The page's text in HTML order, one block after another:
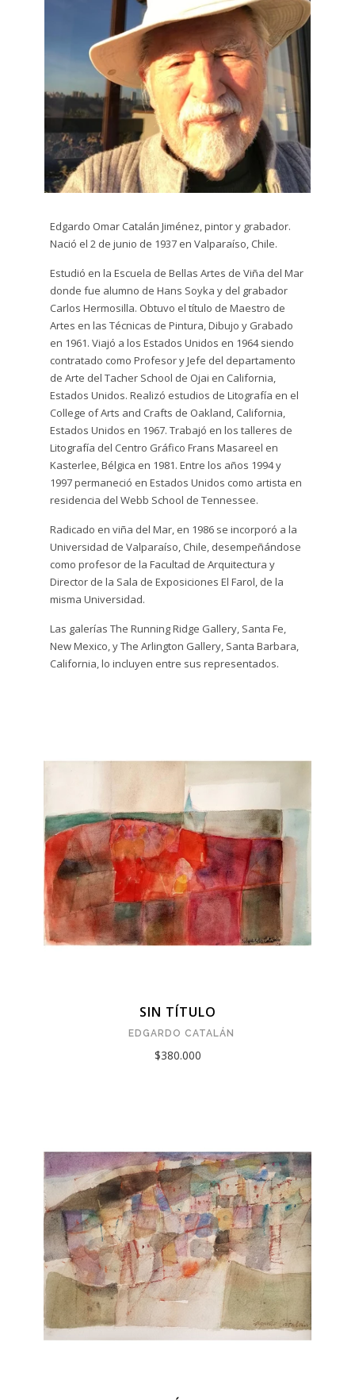
Escultura
Grabado
Gráfito
Impresión
Digital
Litografía
Serigrafía
Técnica
Mixta
Edgardo Omar Catalán Jiménez, pintor y grabador.
Nació el 2 de junio de 1937 en Valparaíso, Chile.
Estudió en la Escuela de Bellas Artes de Viña del Mar
donde fue alumno de Hans Soyka y del grabador
Carlos Hermosilla. Obtuvo el título de Maestro de
Artes en las Técnicas de Pintura, Dibujo y Grabado
en 1961. Viajó a los Estados Unidos en 1964 siendo
contratado como Profesor y Jefe del departamento
de Arte del Tacher School de Ojai en California,
Estados Unidos. Realizó estudios de Litografía en el
College of Arts and Crafts de Oakland, California,
Estados Unidos en 1967. Trabajó en los talleres de
Litografía del Centro Gráfico Frans Masareel en
Kasterlee, Bélgica en 1981. Entre los años 1994 y
1997 permaneció en Estados Unidos como artista en
residencia del Webb School de Tennessee.
Radicado en viña del Mar, en 1986 se incorporó a la
Universidad de Valparaíso, Chile, desempeñándose
como profesor de la Facultad de Arquitectura y
Director de la Sala de Exposiciones El Farol, de la
misma Universidad.
Las galerías The Running Ridge Gallery, Santa Fe,
New Mexico, y The Arlington Gallery, Santa Barbara,
California, lo incluyen entre sus representados.
SIN TÍTULO
EDGARDO CATALÁN
$380.000